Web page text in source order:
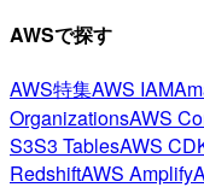
AWSで探す
AWS特集AWS IAM
OrganizationsAWS
S3S3 TablesAWS
RedshiftAWS Amplify